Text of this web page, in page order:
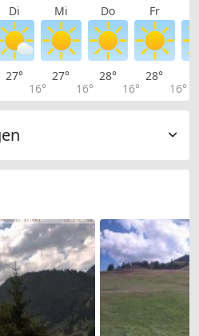
Di Mi Do Fr
27°
16°
27°
16°
28°
16°
28°
16°